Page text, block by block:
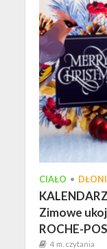
CIAŁO •
Zimowe
ROCHE-
4 m. czytania